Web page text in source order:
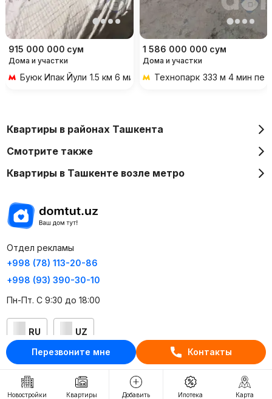
Перезвоните мне Контакты
915 000 000 сум
Дома и участки
Буюк Ипак Йули 1.5 км 6 мин на транспорте
1 586 000 000 сум
Дома и участки
Технопарк 333 м 4 мин
Новостройки Квартиры Добавить Ипотека Карта
Квартиры в районах Ташкента
Смотрите также
Квартиры в Ташкенте возле метро
Отдел рекламы
+998 (78) 113-20-86
+998 (93) 390-30-10
Пн-Пт. С 9:30 до 18:00
RU UZ
Контакты
О проекте